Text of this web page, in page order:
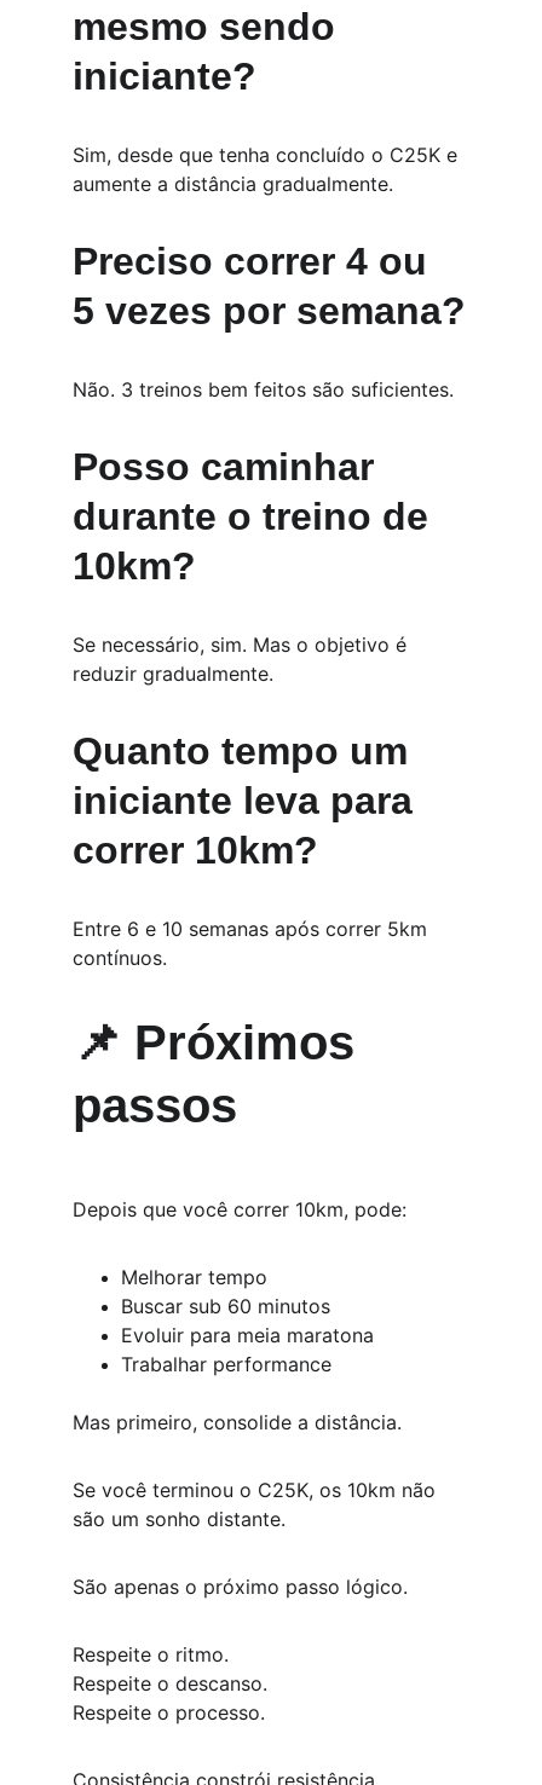
mesmo sendo
iniciante?
Sim, desde que tenha concluído o C25K e
aumente a distância gradualmente.
Preciso correr 4 ou
5 vezes por semana?
Não. 3 treinos bem feitos são suficientes.
Posso caminhar
durante o treino de
10km?
Se necessário, sim. Mas o objetivo é
reduzir gradualmente.
Quanto tempo um
iniciante leva para
correr 10km?
Entre 6 e 10 semanas após correr 5km
contínuos.
📌 Próximos
passos
Depois que você correr 10km, pode:
Melhorar tempo
Buscar sub 60 minutos
Evoluir para meia maratona
Trabalhar performance
Mas primeiro, consolide a distância.
Se você terminou o C25K, os 10km não
são um sonho distante.
São apenas o próximo passo lógico.
Respeite o ritmo.
Respeite o descanso.
Respeite o processo.
Consistência constrói resistência.